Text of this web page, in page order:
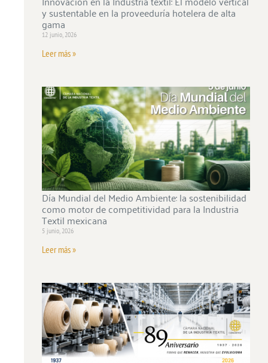
y sustentable en la proveeduría hotelera de alta
gama
12 junio, 2026
Leer más »
Día Mundial del Medio Ambiente: la sostenibilidad
como motor de competitividad para la Industria
Textil mexicana
5 junio, 2026
Leer más »